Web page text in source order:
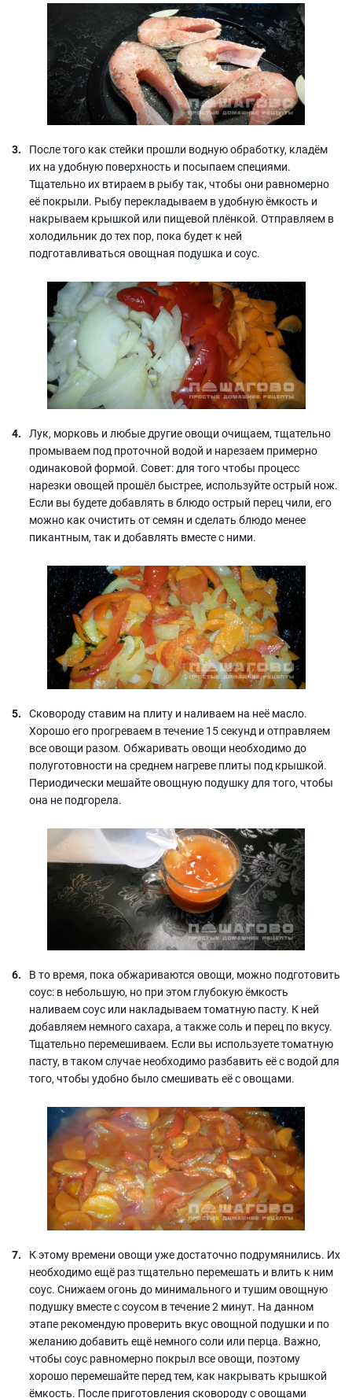
После того как стейки прошли водную обработку, кладём
их на удобную поверхность и посыпаем специями.
Тщательно их втираем в рыбу так, чтобы они равномерно
её покрыли. Рыбу перекладываем в удобную ёмкость и
накрываем крышкой или пищевой плёнкой. Отправляем в
холодильник до тех пор, пока будет к ней
подготавливаться овощная подушка и соус.
Лук, морковь и любые другие овощи очищаем, тщательно
промываем под проточной водой и нарезаем примерно
одинаковой формой. Совет: для того чтобы процесс
нарезки овощей прошёл быстрее, используйте острый нож.
Если вы будете добавлять в блюдо острый перец чили, его
можно как очистить от семян и сделать блюдо менее
пикантным, так и добавлять вместе с ними.
Сковороду ставим на плиту и наливаем на неё масло.
Хорошо его прогреваем в течение 15 секунд и отправляем
все овощи разом. Обжаривать овощи необходимо до
полуготовности на среднем нагреве плиты под крышкой.
Периодически мешайте овощную подушку для того, чтобы
она не подгорела.
В то время, пока обжариваются овощи, можно подготовить
соус: в небольшую, но при этом глубокую ёмкость
наливаем соус или накладываем томатную пасту. К ней
добавляем немного сахара, а также соль и перец по вкусу.
Тщательно перемешиваем. Если вы используете томатную
пасту, в таком случае необходимо разбавить её с водой для
того, чтобы удобно было смешивать её с овощами.
К этому времени овощи уже достаточно подрумянились. Их
необходимо ещё раз тщательно перемешать и влить к ним
соус. Снижаем огонь до минимального и тушим овощную
подушку вместе с соусом в течение 2 минут. На данном
этапе рекомендую проверить вкус овощной подушки и по
желанию добавить ещё немного соли или перца. Важно,
чтобы соус равномерно покрыл все овощи, поэтому
хорошо перемешайте перед тем, как накрывать крышкой
ёмкость. После приготовления сковороду с овощами